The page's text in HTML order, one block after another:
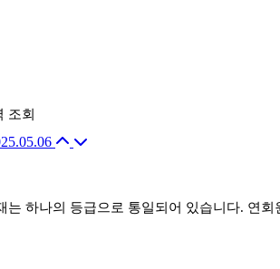
조회
하나의 등급으로 통일되어 있습니다. 연